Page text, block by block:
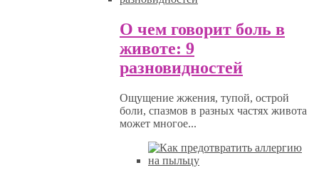
О чем говорит боль в
животе: 9
разновидностей
Ощущение жжения, тупой, острой
боли, спазмов в разных частях живота
может многое...